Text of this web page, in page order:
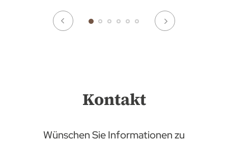
Kontakt
Wünschen Sie Informationen zu